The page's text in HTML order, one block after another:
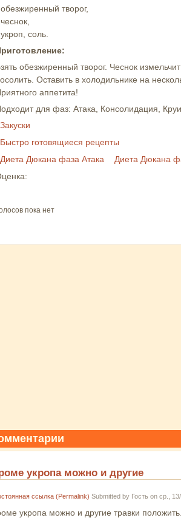
творог,
соль.
обезжиренный творог. Чеснок
Оставить в холодильнике на
аппетита!
для фаз: Атака, Консолидация,
Закуски
Быстро готовящиеся рецепты
Диета Дюкана фаза Атака
Диета Дюкана
пока нет
укропа можно и другие
ссылка (Permalink) Submitted by Гость on ср.,
укропа можно и другие травки положить.